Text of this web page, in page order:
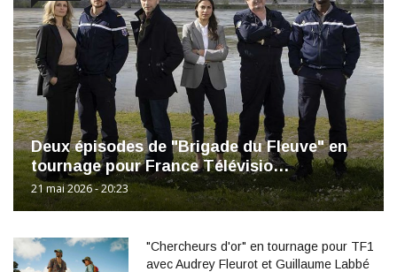
Deux épisodes de "Brigade du Fleuve" en
tournage pour France Télévisio…
21 mai 2026 - 20:23
"Chercheurs d'or" en tournage pour TF1
avec Audrey Fleurot et Guillaume Labbé